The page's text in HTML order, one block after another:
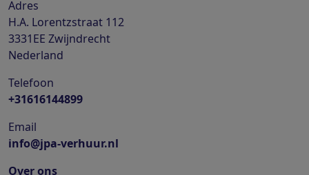
Adres
H.A. Lorentzstraat 112
3331EE Zwijndrecht
Nederland
Telefoon
+31616144899
Email
info@jpa-verhuur.nl
Over ons